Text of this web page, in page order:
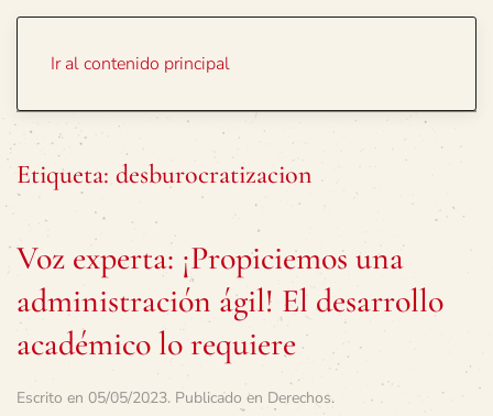
Ir al contenido principal
Etiqueta: desburocratizacion
Voz experta: ¡Propiciemos una
administración ágil! El desarrollo
académico lo requiere
Escrito en 05/05/2023. Publicado en Derechos.